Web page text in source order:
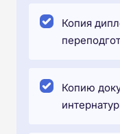
Копия
Копию